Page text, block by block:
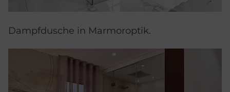
Dampfdusche in Marmoroptik.